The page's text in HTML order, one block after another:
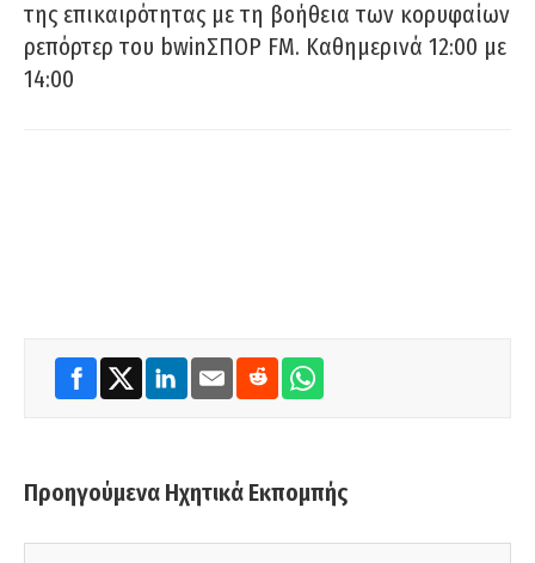
της επικαιρότητας με τη βοήθεια των κορυφαίων
ρεπόρτερ του bwinΣΠΟΡ FM. Καθημερινά 12:00 με
14:00
Προηγούμενα Ηχητικά Εκπομπής